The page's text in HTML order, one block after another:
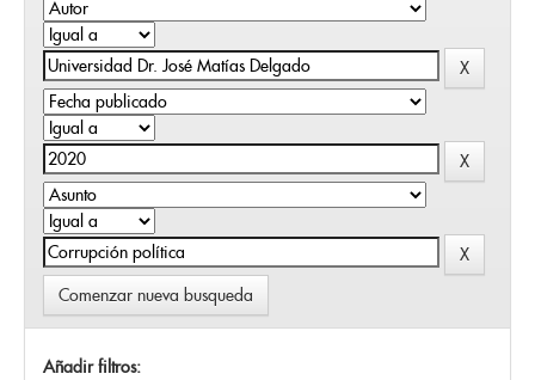
Comenzar nueva busqueda
Añadir filtros: